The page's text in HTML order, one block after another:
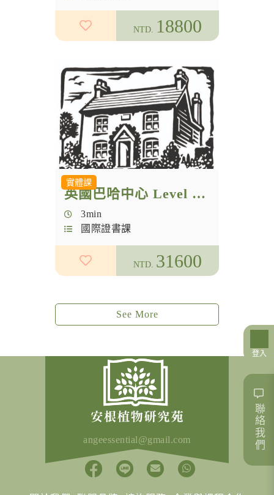
NTD. 18800
實體課
英國巴哈中心 Level 1 + Level 2 合報
3min
國際證書課
NTD. 31600
See More
angeessential@gmail.com
登入
聯絡我們